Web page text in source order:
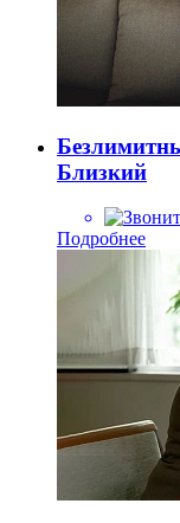
Близкий
Подробнее